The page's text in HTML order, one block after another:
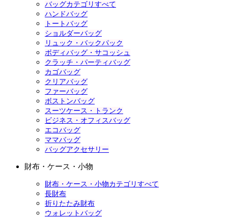
バッグカテゴリすべて
ハンドバッグ
トートバッグ
ショルダーバッグ
リュック・バックパック
ボディバッグ・サコッシュ
クラッチ・パーティバッグ
カゴバッグ
クリアバッグ
ファーバッグ
ボストンバッグ
スーツケース・トランク
ビジネス・オフィスバッグ
エコバッグ
ママバッグ
バッグアクセサリー
財布・ケース・小物
財布・ケース・小物カテゴリすべて
長財布
折りたたみ財布
ウォレットバッグ